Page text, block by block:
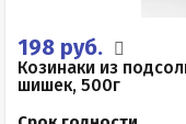
198 руб.
Козинаки из
шишек, 500г